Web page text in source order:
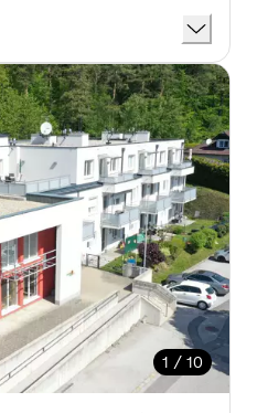
1 / 10